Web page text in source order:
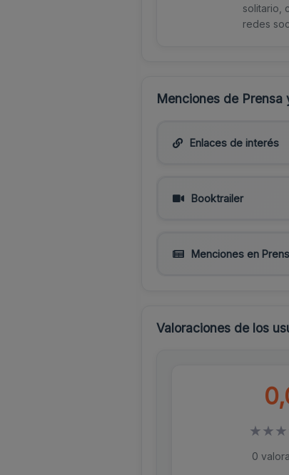
solitario,
redes
Menciones de Prensa
Enlaces de interés
Booktrailer
Menciones en
Valoraciones de los
★★★
0